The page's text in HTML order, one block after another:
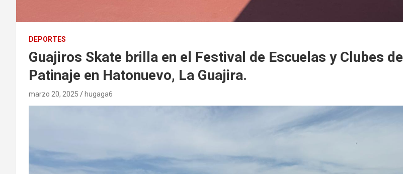
DEPORTES
Guajiros Skate brilla en el Festival de Escuelas y Clubes de
Patinaje en Hatonuevo, La Guajira.
marzo 20, 2025 hugaga6